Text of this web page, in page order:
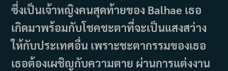
ซึ่งเป็นเจ้าหญิงคนสุดท้ายของ Balhae เธอ
เกิดมาพร้อมกับโชคชะตาที่จะเป็นแสงสว่าง
ให้กับประเทศอื่น เพราะชะตากรรมของเธอ
เธอต้องเผชิญกับความตาย ผ่านการแต่งงาน